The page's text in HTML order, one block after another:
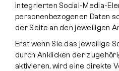
integrierten Social-Media-
personenbezogenen Daten
der Seite an den jeweiligen
Erst wenn Sie das jeweilige
durch Anklicken der
aktivieren, wird eine direkte